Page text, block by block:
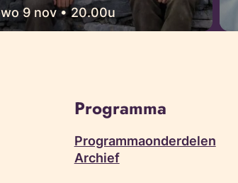
wo 9 nov • 20.00u
Programma
Programmaonderdelen
Archief